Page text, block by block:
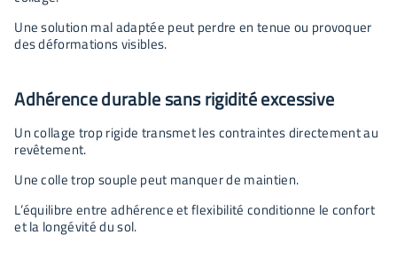
Une solution mal adaptée peut perdre en tenue ou provoquer
des déformations visibles.
Adhérence durable sans rigidité excessive
Un collage trop rigide transmet les contraintes directement au
revêtement.
Une colle trop souple peut manquer de maintien.
L’équilibre entre adhérence et flexibilité conditionne le confort
et la longévité du sol.